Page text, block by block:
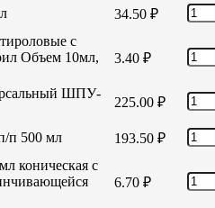
34.50 ₽
с
Объем 10мл,
3.40 ₽
ШПУ-
225.00 ₽
п 500 мл 193.50 ₽
коническая с
6.70 ₽